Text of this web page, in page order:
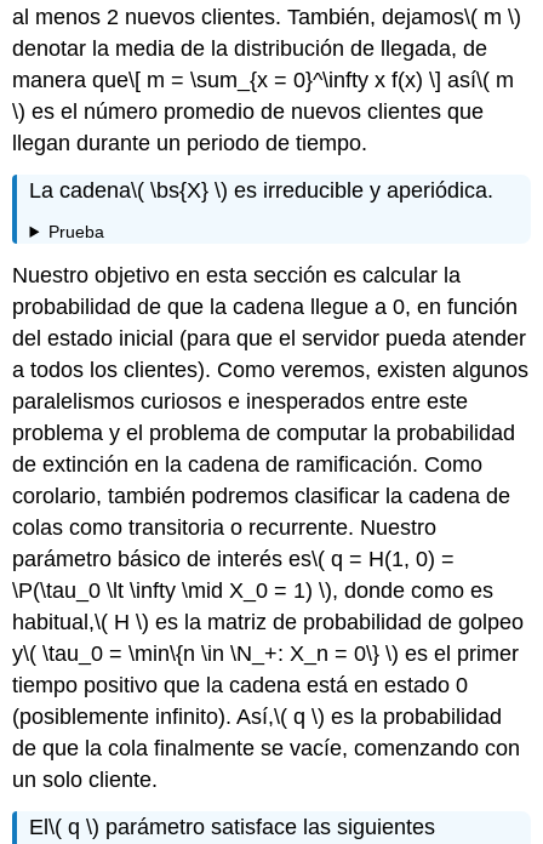
al menos 2 nuevos clientes. También, dejamos\( m \)
denotar la media de la distribución de llegada, de
manera que\[ m = \sum_{x = 0}^\infty x f(x) \] así\( m
\) es el número promedio de nuevos clientes que
llegan durante un periodo de tiempo.
La cadena\( \bs{X} \) es irreducible y aperiódica.
Prueba
Nuestro objetivo en esta sección es calcular la
probabilidad de que la cadena llegue a 0, en función
del estado inicial (para que el servidor pueda atender
a todos los clientes). Como veremos, existen algunos
paralelismos curiosos e inesperados entre este
problema y el problema de computar la probabilidad
de extinción en la cadena de ramificación. Como
corolario, también podremos clasificar la cadena de
colas como transitoria o recurrente. Nuestro
parámetro básico de interés es\( q = H(1, 0) =
\P(\tau_0 \lt \infty \mid X_0 = 1) \), donde como es
habitual,\( H \) es la matriz de probabilidad de golpeo
y\( \tau_0 = \min\{n \in \N_+: X_n = 0\} \) es el primer
tiempo positivo que la cadena está en estado 0
(posiblemente infinito). Así,\( q \) es la probabilidad
de que la cola finalmente se vacíe, comenzando con
un solo cliente.
El\( q \) parámetro satisface las siguientes